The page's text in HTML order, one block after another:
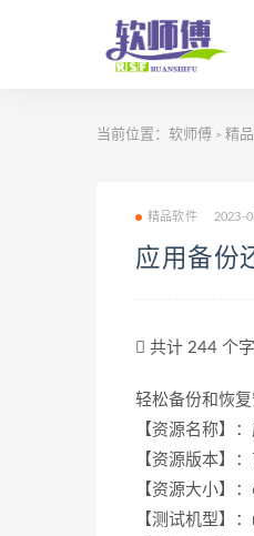
当前位置： 软师傅 > 精
精品软件 2023-
应用备份
共计 244 个
轻松备份和恢
【资源名称】
【资源版本】
【资源大小】
【测试机型】